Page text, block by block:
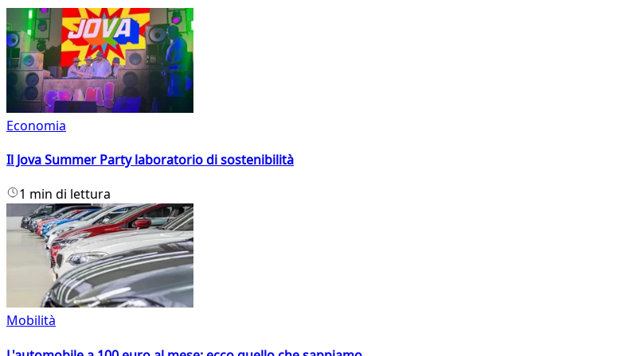
Economia
Il Jova Summer Party laboratorio di sostenibilità
1 min di lettura
Mobilità